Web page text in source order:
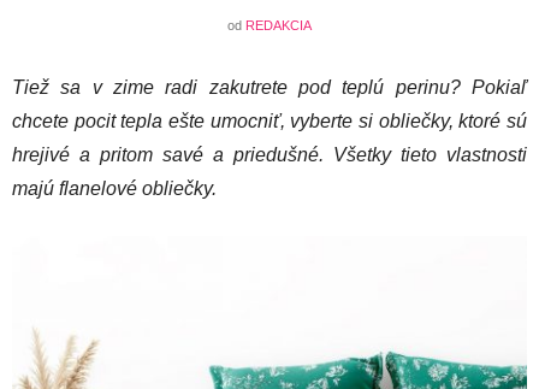
od REDAKCIA
Tiež sa v zime radi zakutrete pod teplú perinu? Pokiaľ
chcete pocit tepla ešte umocniť, vyberte si obliečky, ktoré sú
hrejivé a pritom savé a priedušné. Všetky tieto vlastnosti
majú flanelové obliečky.